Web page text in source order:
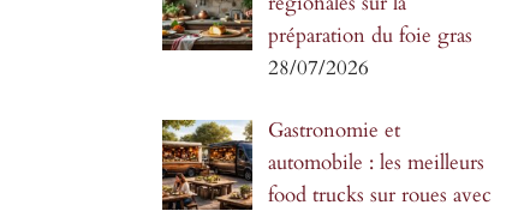
préparation du foie gras
28/07/2026
Gastronomie et
automobile : les meilleurs
food trucks sur roues avec